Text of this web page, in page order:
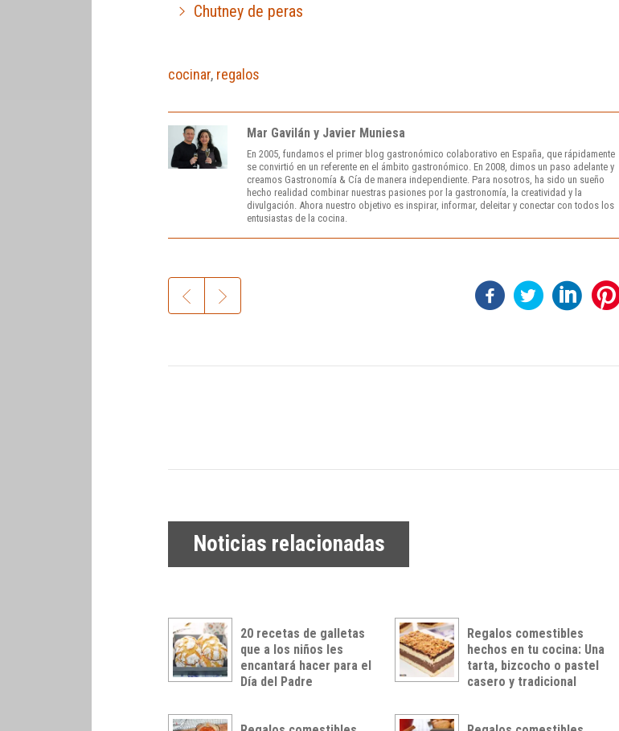
Chutney de peras
cocinar, regalos
Mar Gavilán y Javier Muniesa
En 2005, fundamos el primer blog gastronómico colaborativo en España, que rápidamente
se convirtió en un referente en el ámbito gastronómico. En 2008, dimos un paso adelante y
creamos Gastronomía & Cía de manera independiente. Para nosotros, ha sido un sueño
hecho realidad combinar nuestras pasiones por la gastronomía, la creatividad y la
divulgación. Ahora nuestro objetivo es inspirar, informar, deleitar y conectar con todos los
entusiastas de la cocina.
Noticias relacionadas
20 recetas de galletas
que a los niños les
encantará hacer para el
Día del Padre
Regalos comestibles
hechos en tu cocina: Una
tarta, bizcocho o pastel
casero y tradicional